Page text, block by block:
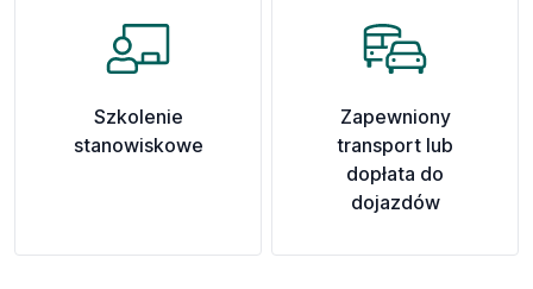
Szkolenie
stanowiskowe
Zapewniony
transport lub
dopłata do
dojazdów